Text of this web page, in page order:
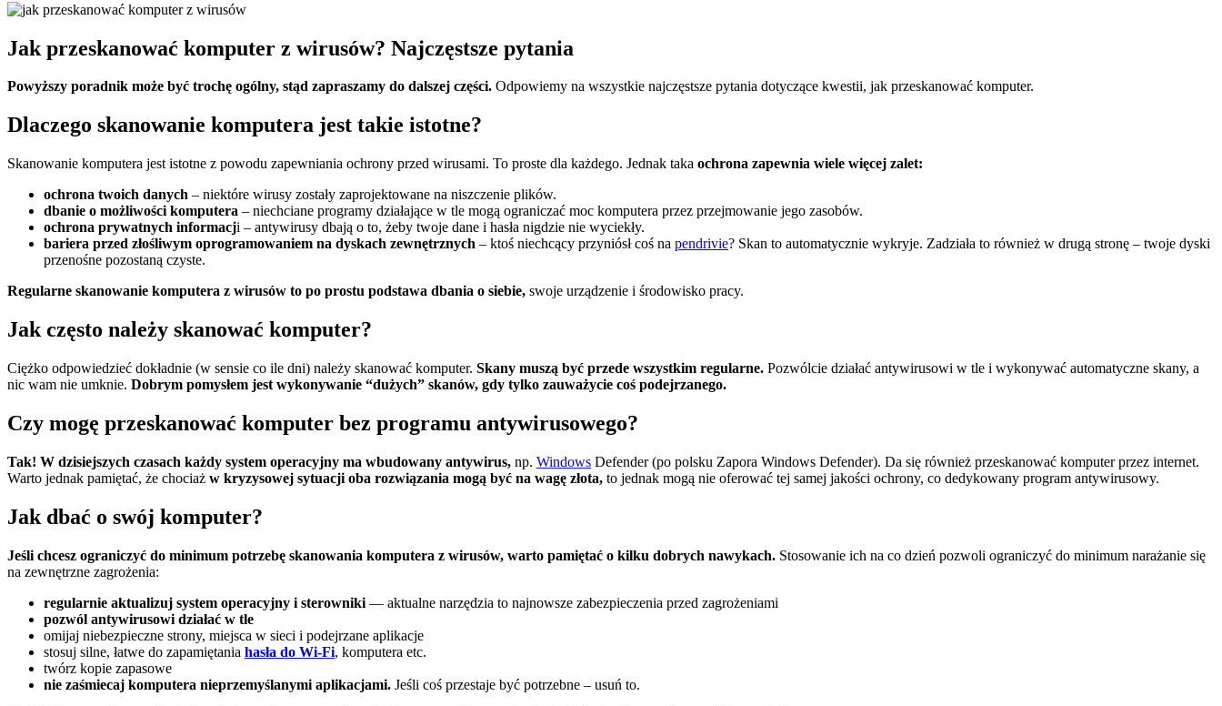
Jak przeskanować komputer z wirusów? Najczęstsze pytania
Powyższy poradnik może być trochę ogólny, stąd zapraszamy do dalszej części. Odpowiemy na wszystkie najczęstsze pytania dotyczące kwestii, jak przeskanować komputer.
Dlaczego skanowanie komputera jest takie istotne?
Skanowanie komputera jest istotne z powodu zapewniania ochrony przed wirusami. To proste dla każdego. Jednak taka ochrona zapewnia wiele więcej zalet:
ochrona twoich danych – niektóre wirusy zostały zaprojektowane na niszczenie plików.
dbanie o możliwości komputera – niechciane programy działające w tle mogą ograniczać moc komputera przez przejmowanie jego zasobów.
ochrona prywatnych informacji – antywirusy dbają o to, żeby twoje dane i hasła nigdzie nie wyciekły.
bariera przed złośliwym oprogramowaniem na dyskach zewnętrznych – ktoś niechcący przyniósł coś na pendrivie? Skan to automatycznie wykryje. Zadziała to również w drugą stronę – twoje dyski
przenośne pozostaną czyste.
Regularne skanowanie komputera z wirusów to po prostu podstawa dbania o siebie, swoje urządzenie i środowisko pracy.
Jak często należy skanować komputer?
Ciężko odpowiedzieć dokładnie (w sensie co ile dni) należy skanować komputer. Skany muszą być przede wszystkim regularne. Pozwólcie działać antywirusowi w tle i wykonywać automatyczne skany, a
nic wam nie umknie. Dobrym pomysłem jest wykonywanie “dużych” skanów, gdy tylko zauważycie coś podejrzanego.
Czy mogę przeskanować komputer bez programu antywirusowego?
Tak! W dzisiejszych czasach każdy system operacyjny ma wbudowany antywirus, np. Windows Defender (po polsku Zapora Windows Defender). Da się również przeskanować komputer przez internet.
Warto jednak pamiętać, że chociaż w kryzysowej sytuacji oba rozwiązania mogą być na wagę złota, to jednak mogą nie oferować tej samej jakości ochrony, co dedykowany program antywirusowy.
Jak dbać o swój komputer?
Jeśli chcesz ograniczyć do minimum potrzebę skanowania komputera z wirusów, warto pamiętać o kilku dobrych nawykach. Stosowanie ich na co dzień pozwoli ograniczyć do minimum narażanie się
na zewnętrzne zagrożenia:
regularnie aktualizuj system operacyjny i sterowniki — aktualne narzędzia to najnowsze zabezpieczenia przed zagrożeniami
pozwól antywirusowi działać w tle
omijaj niebezpieczne strony, miejsca w sieci i podejrzane aplikacje
stosuj silne, łatwe do zapamiętania hasła do Wi-Fi, komputera etc.
twórz kopie zapasowe
nie zaśmiecaj komputera nieprzemyślanymi aplikacjami. Jeśli coś przestaje być potrzebne – usuń to.